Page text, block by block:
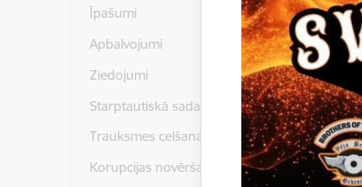
Īpašumi
Apbalvojumi
Ziedojumi
Starptautiskā sadarbība
Trauksmes celšana
Korupcijas novēršana